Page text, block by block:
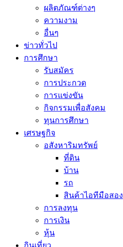
ผลิตภัณฑ์ต่างๆ
ความงาม
อื่นๆ
ข่าวทั่วไป
การศึกษา
รับสมัคร
การประกวด
การแข่งขัน
กิจกรรมเพื่อสังคม
ทุนการศึกษา
เศรษฐกิจ
อสังหาริมทรัพย์
ที่ดิน
บ้าน
รถ
สินค้าไอทีมือสอง
การลงทุน
การเงิน
หุ้น
กินเที่ยว